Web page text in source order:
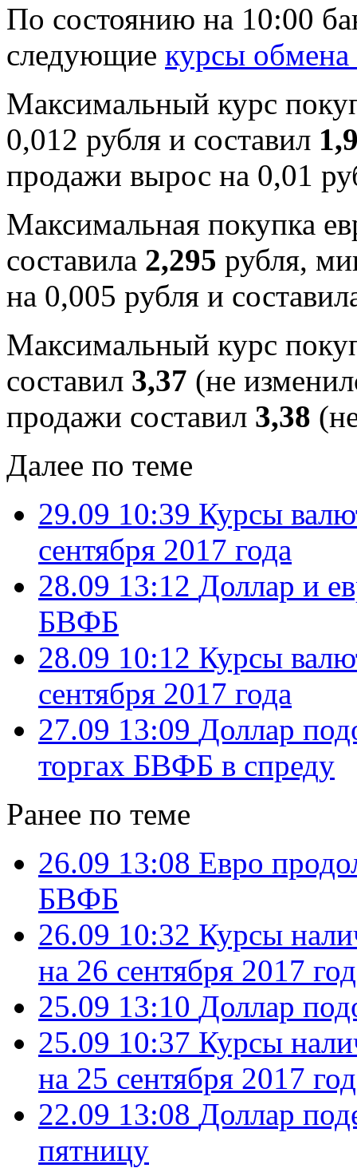
По состоянию на 10:00
следующие курсы обмена
Максимальный курс
0,012 рубля и составил
продажи вырос на 0,01
Максимальная покупка
составила 2,295 рубля,
на 0,005 рубля и
Максимальный курс
составил 3,37 (не
продажи составил 3,38
Далее по теме
29.09 10:39 Курсы
сентября 2017 года
28.09 13:12 Доллар и
БВФБ
28.09 10:12 Курсы
сентября 2017 года
27.09 13:09 Доллар
торгах БВФБ в спреду
Ранее по теме
26.09 13:08 Евро
БВФБ
26.09 10:32 Курсы
на 26 сентября 2017
25.09 13:10 Доллар
25.09 10:37 Курсы
на 25 сентября 2017
22.09 13:08 Доллар
пятницу